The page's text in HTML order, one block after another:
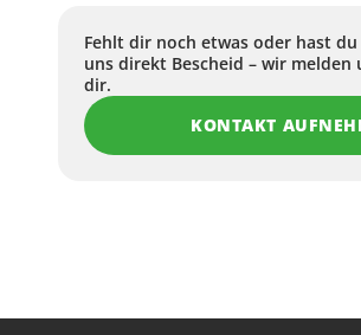
Gelbstich
Mischbasis
Raw Pigments EU Whiteout
Fehlt dir noch etwas oder hast du
uns direkt Bescheid – wir melden
dir.
KONTAKT